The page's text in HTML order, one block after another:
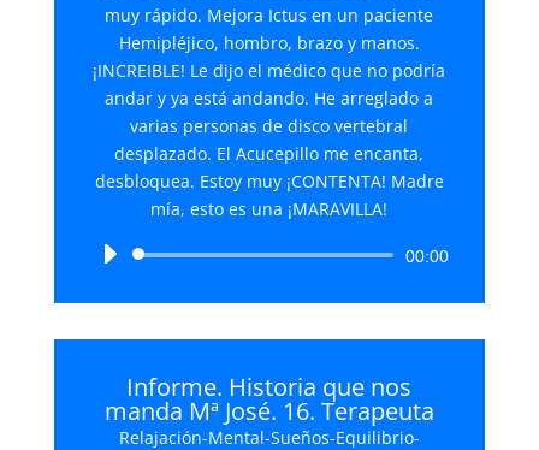
muy rápido. Mejora Ictus en un paciente
Hemipléjico, hombro, brazo y manos.
¡INCREIBLE! Le dijo el médico que no podría
andar y ya está andando. He arreglado a
varias personas de disco vertebral
desplazado. El Acucepillo me encanta,
desbloquea. Estoy muy ¡CONTENTA! Madre
mía, esto es una ¡MARAVILLA!
Reproductor
audio
00:00
Informe. Historia que nos
manda Mª José. 16. Terapeuta
Relajación-Mental-Sueños-Equilibrio-